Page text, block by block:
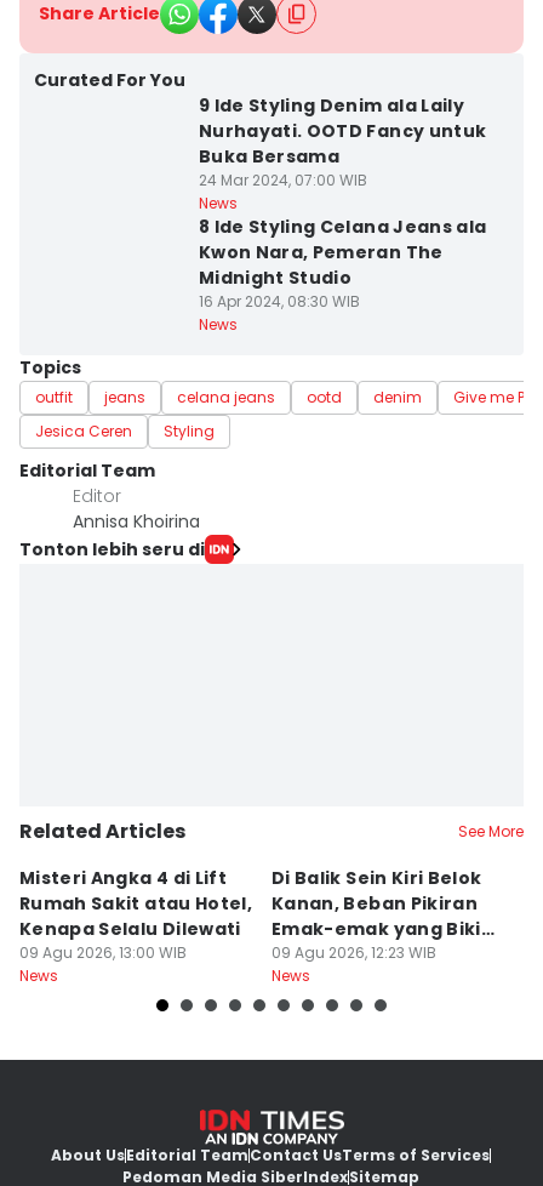
Share Article
Curated For You
9 Ide Styling Denim ala Laily
Nurhayati. OOTD Fancy untuk
Buka Bersama
24 Mar 2024, 07:00 WIB
News
8 Ide Styling Celana Jeans ala
Kwon Nara, Pemeran The
Midnight Studio
16 Apr 2024, 08:30 WIB
News
Topics
outfit jeans celana jeans ootd denim
Give me
Jesica Ceren
Styling
Editorial Team
Editor
Annisa Khoirina
Tonton lebih seru di
Related Articles See More
Misteri Angka 4 di Lift
Rumah Sakit atau Hotel,
Kenapa Selalu Dilewati
09 Agu 2026, 13:00 WIB
News
Di Balik Sein Kiri Belok
Kanan, Beban Pikiran
Emak-emak yang Bikin
Gagal fokus di Jalan
09 Agu 2026, 12:23 WIB
News
About UsEditorial TeamContact UsTerms of Services
Pedoman Media SiberIndexSitemap